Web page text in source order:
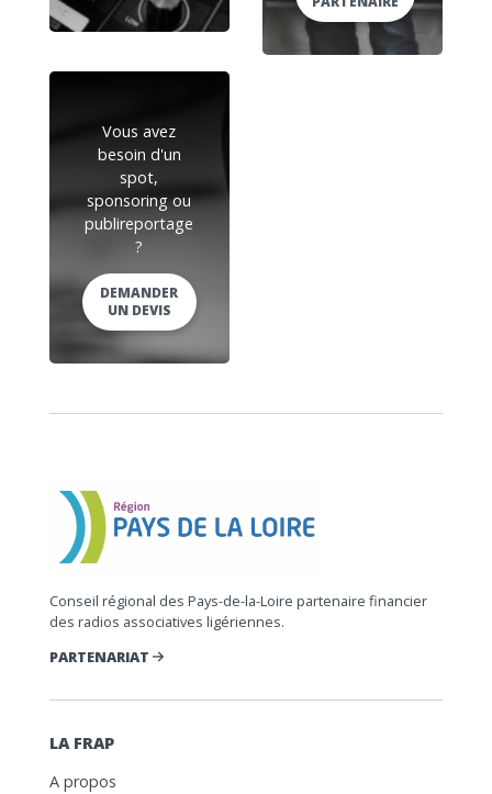
Vous avez
besoin d'un
spot,
sponsoring ou
publireportage
?
DEMANDER
UN DEVIS
Conseil régional des Pays-de-la-Loire partenaire financier
des radios associatives ligériennes.
PARTENARIAT
LA FRAP
A propos